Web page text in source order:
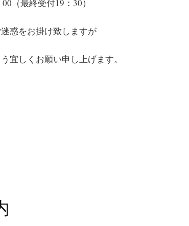
（最終受付19：30）
惑をお掛け致しますが
宜しくお願い申し上げます。